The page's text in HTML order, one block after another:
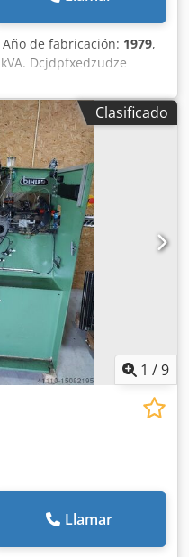
Año de fabricación: 1979,
Dcjdpfxedzudze
Clasificado
1 /9
Llamar